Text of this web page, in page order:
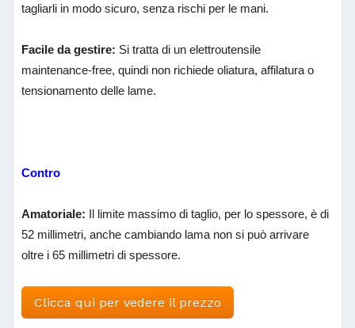
tagliarli in modo sicuro, senza rischi per le mani.
Facile da gestire: Si tratta di un elettroutensile
maintenance-free, quindi non richiede oliatura, affilatura o
tensionamento delle lame.
Contro
Amatoriale: Il limite massimo di taglio, per lo spessore, è di
52 millimetri, anche cambiando lama non si può arrivare
oltre i 65 millimetri di spessore.
Clicca qui per vedere il prezzo